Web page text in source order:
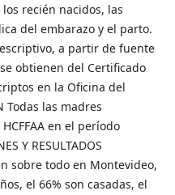
recién nacidos, las
del embarazo y el parto.
a partir de fuente
obtienen del Certificado
en la Oficina del
Todas las madres
en el período
Y RESULTADOS
sobre todo en Montevideo,
el 66% son casadas, el